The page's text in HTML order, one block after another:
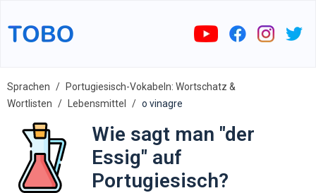
Sprachen
Portugiesisch-Vokabeln: Wortschatz &
Wortlisten
Lebensmittel o vinagre
Wie sagt man "der
Essig" auf
Portugiesisch?